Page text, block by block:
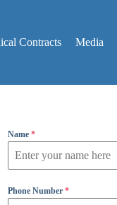
Contracts Media
Name*
Phone Number*